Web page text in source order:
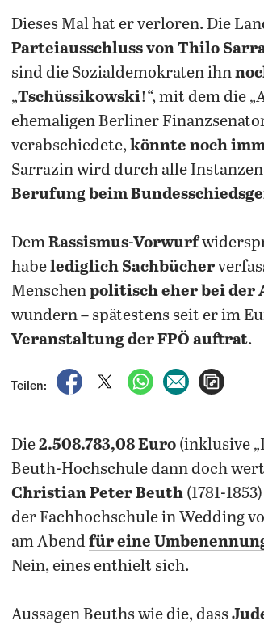
dieses Mal hat er verloren. Die
Parteiausschluss von Thilo
sind die Sozialdemokraten ihn
„Tschüssikowski!“, mit dem die
ehemaligen Berliner
verabschiedete,könnte noch
Sarrazin wird durch alle
Berufung beim
DemRassismus-Vorwurf
habelediglich Sachbücher
Menschenpolitisch eher bei der
wundern – spätestens seit er im
Veranstaltung der FPÖ auftrat.
Teilen:
auf Facebook teilen
auf X teilenper WhatsApp teilen
per E-Mail
Die2.508.783,08 Euro (inklusive
Beuth-Hochschule dann doch
Christian Peter Beuth (1781-
der Fachhochschule in Wedding
am Abendfür eine
Nein, eines enthielt sich.
Aussagen Beuths wie die, dass